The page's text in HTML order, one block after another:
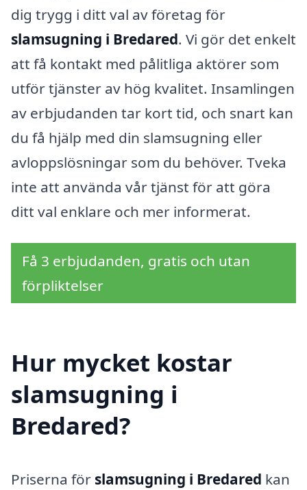
dig trygg i ditt val av företag för
slamsugning i Bredared. Vi gör det enkelt
att få kontakt med pålitliga aktörer som
utför tjänster av hög kvalitet. Insamlingen
av erbjudanden tar kort tid, och snart kan
du få hjälp med din slamsugning eller
avloppslösningar som du behöver. Tveka
inte att använda vår tjänst för att göra
ditt val enklare och mer informerat.
Få 3 erbjudanden, gratis och utan
förpliktelser
Hur mycket kostar
slamsugning i
Bredared?
Priserna för slamsugning i Bredared kan